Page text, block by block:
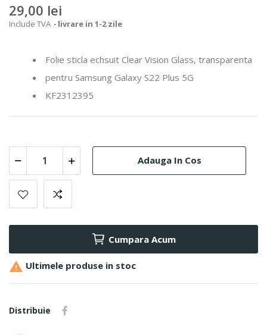
29,00 lei
Include TVA livrare in 1-2 zile
Folie sticla echsuit Clear Vision Glass, transparenta
pentru Samsung Galaxy S22 Plus 5G
KF2312395
Adauga In Cos
Cumpara Acum
 Ultimele produse in stoc
Distribuie